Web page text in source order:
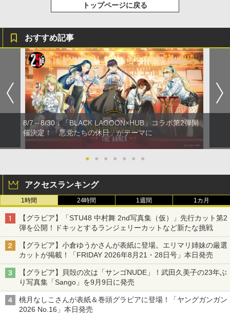
トップページに戻る
おすすめ記事
8/7～8/30：「BLACK LAGOON×HUB」コラボ第2弾開
催決定！「悪党たちの休日」がテーマに
● ● ● ● ● ● ●
アクセスランキング
1時間 24時間 1週間 1カ月
【グラビア】「STU48 中村舞 2nd写真集（仮）」先行カット第2
弾を公開！ドキッとするランジェリーカットなど新たな挑戦
【グラビア】小倉ゆうかさんが表紙に登場。エリマリ姉妹の厳選
カットが掲載！「FRIDAY 2026年8⽉21・28日号」本日発売
【グラビア】貝殻の次は「サンゴNUDE」！武田久美子の23年ぶ
り写真集「Sango」を9月9日に発売
桃月なしこさんが表紙＆巻頭グラビアに登場！「ヤングガンガン
2026 No.16」本日発売